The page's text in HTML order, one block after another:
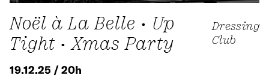
Noël à La Belle • Up
Tight • Xmas Party
Dressing
Club
19.12.25 / 20h